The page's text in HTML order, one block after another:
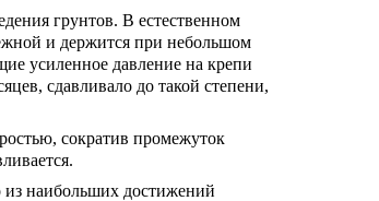
грунтов. В естественном
и держится при небольшом
усиленное давление на крепи
сдавливало до такой степени,
сократив промежуток
наибольших достижений